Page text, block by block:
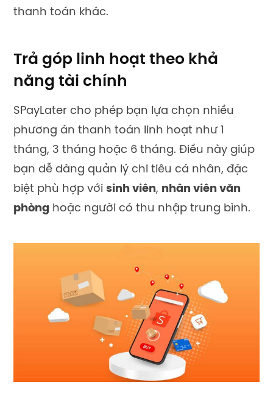
thanh toán khác.
Trả góp linh hoạt theo khả
năng tài chính
SPayLater cho phép bạn lựa chọn nhiều
phương án thanh toán linh hoạt như 1
tháng, 3 tháng hoặc 6 tháng. Điều này giúp
bạn dễ dàng quản lý chi tiêu cá nhân, đặc
biệt phù hợp với sinh viên, nhân viên văn
phòng hoặc người có thu nhập trung bình.